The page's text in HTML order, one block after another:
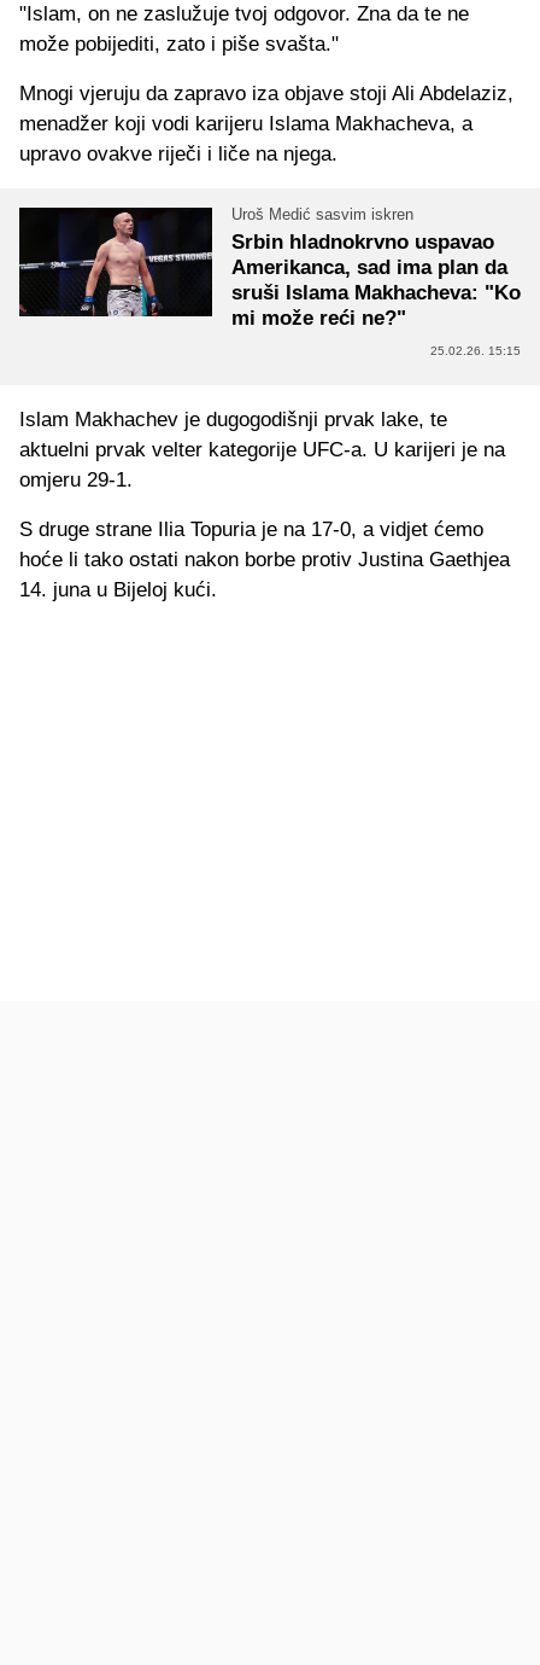
"Islam, on ne zaslužuje tvoj odgovor. Zna da te ne
može pobijediti, zato i piše svašta."
Mnogi vjeruju da zapravo iza objave stoji Ali Abdelaziz,
menadžer koji vodi karijeru Islama Makhacheva, a
upravo ovakve riječi i liče na njega.
Uroš Medić sasvim iskren
Srbin hladnokrvno uspavao
Amerikanca, sad ima plan da
sruši Islama Makhacheva: "Ko
mi može reći ne?"
25.02.26. 15:15
Islam Makhachev je dugogodišnji prvak lake, te
aktuelni prvak velter kategorije UFC-a. U karijeri je na
omjeru 29-1.
S druge strane Ilia Topuria je na 17-0, a vidjet ćemo
hoće li tako ostati nakon borbe protiv Justina Gaethjea
14. juna u Bijeloj kući.